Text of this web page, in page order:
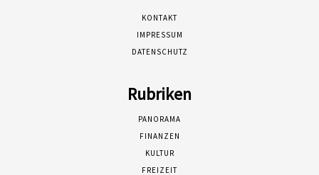
KONTAKT
IMPRESSUM
DATENSCHUTZ
Rubriken
PANORAMA
FINANZEN
KULTUR
FREIZEIT